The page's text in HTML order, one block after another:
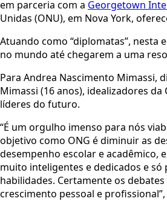
em parceria com a Georgetown
Unidas (ONU), em Nova York,
Atuando como “diplomatas”,
no mundo até chegarem a uma
Para Andrea Nascimento Mimassi,
Mimassi (16 anos), idealizadores
líderes do futuro.
“É um orgulho imenso para nós
objetivo como ONG é diminuir as
desempenho escolar e acadêmico,
muito inteligentes e dedicados e
habilidades. Certamente os
crescimento pessoal e